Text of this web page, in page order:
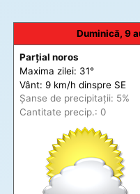
Duminică, 9
Parțial noros
Maxima zilei: 31°
Vânt: 9 km/h dinspre SE
Șanse de precipitații: 5%
Cantitate precip.: 0